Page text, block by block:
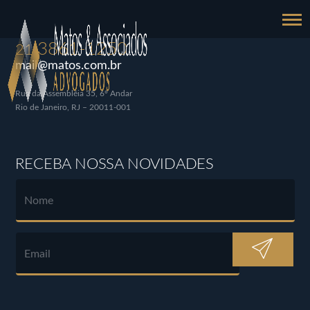
213861-1250
mail@matos.com.br
Rua da Assembléia 35, 6º Andar
Rio de Janeiro, RJ – 20011-001
RECEBA NOSSA NOVIDADES